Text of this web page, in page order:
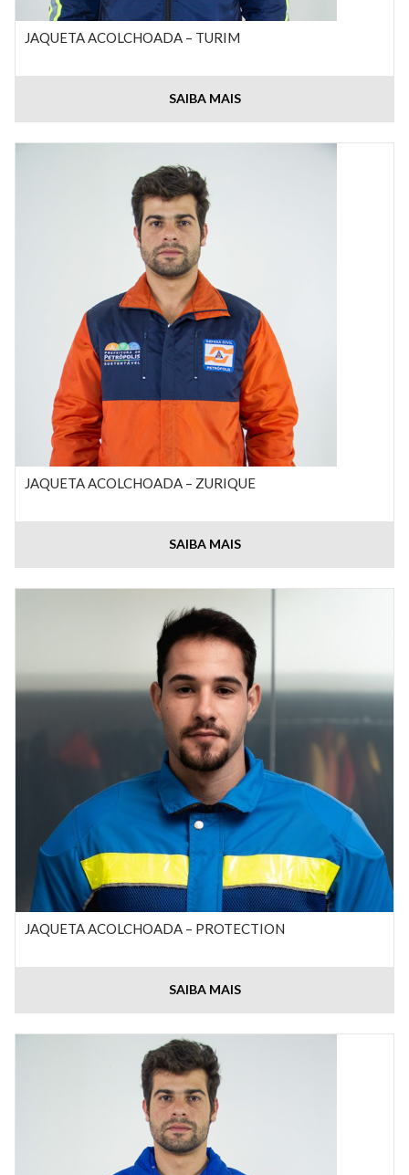
JAQUETA ACOLCHOADA – TURIM
SAIBA MAIS
JAQUETA ACOLCHOADA – ZURIQUE
SAIBA MAIS
JAQUETA ACOLCHOADA – PROTECTION
SAIBA MAIS